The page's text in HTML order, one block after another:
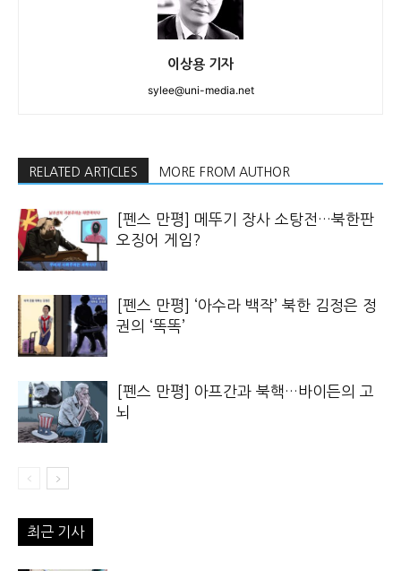
이상용 기자
sylee@uni-media.net
RELATED ARTICLES MORE FROM AUTHOR
[펜스 만평] 메뚜기 장사 소탕전…북한판
오징어 게임?
[펜스 만평] ‘아수라 백작’ 북한 김정은 정
권의 ‘똑똑’
[펜스 만평] 아프간과 북핵…바이든의 고
뇌
최근 기사